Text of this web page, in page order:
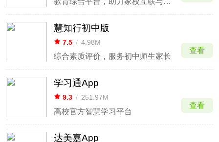
慧知行初中版
7.5 / 4.98M
综合素质评价，服务初中师生家长
查看
学习通App
9.3 / 251.97M
高校官方智慧学习平台
查看
达美嘉App